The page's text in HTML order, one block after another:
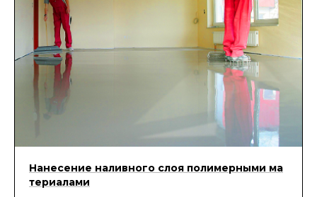
Нанесение наливного слоя полимерными ма
териалами